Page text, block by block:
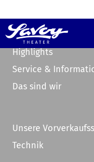
Highlights
Service &
Das sind wir
Unsere
Technik